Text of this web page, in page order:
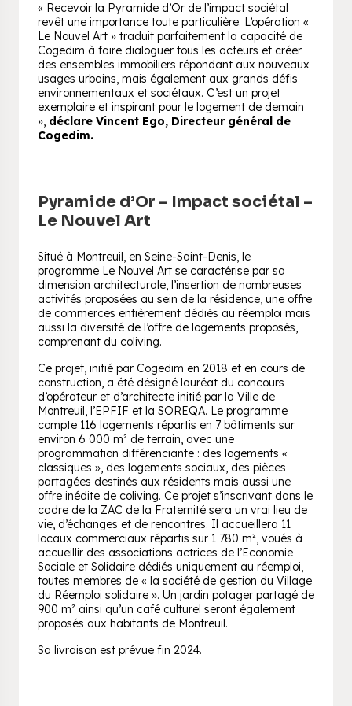
« Recevoir la Pyramide d’Or de l’impact sociétal
revêt une importance toute particulière. L’opération «
Le Nouvel Art » traduit parfaitement la capacité de
Cogedim à faire dialoguer tous les acteurs et créer
des ensembles immobiliers répondant aux nouveaux
usages urbains, mais également aux grands défis
environnementaux et sociétaux. C’est un projet
exemplaire et inspirant pour le logement de demain
», déclare Vincent Ego, Directeur général de
Cogedim.
Pyramide d’Or – Impact sociétal –
Le Nouvel Art
Situé à Montreuil, en Seine-Saint-Denis, le
programme Le Nouvel Art se caractérise par sa
dimension architecturale, l’insertion de nombreuses
activités proposées au sein de la résidence, une offre
de commerces entièrement dédiés au réemploi mais
aussi la diversité de l’offre de logements proposés,
comprenant du coliving.
Ce projet, initié par Cogedim en 2018 et en cours de
construction, a été désigné lauréat du concours
d’opérateur et d’architecte initié par la Ville de
Montreuil, l’EPFIF et la SOREQA. Le programme
compte 116 logements répartis en 7 bâtiments sur
environ 6 000 m² de terrain, avec une
programmation différenciante : des logements «
classiques », des logements sociaux, des pièces
partagées destinés aux résidents mais aussi une
offre inédite de coliving. Ce projet s’inscrivant dans le
cadre de la ZAC de la Fraternité sera un vrai lieu de
vie, d’échanges et de rencontres. Il accueillera 11
locaux commerciaux répartis sur 1 780 m², voués à
accueillir des associations actrices de l’Economie
Sociale et Solidaire dédiés uniquement au réemploi,
toutes membres de « la société de gestion du Village
du Réemploi solidaire ». Un jardin potager partagé de
900 m² ainsi qu’un café culturel seront également
proposés aux habitants de Montreuil.
Sa livraison est prévue fin 2024.